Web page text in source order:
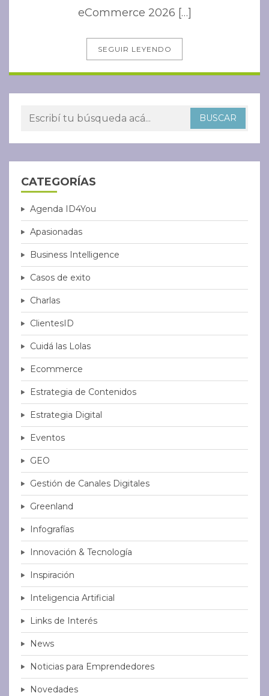
eCommerce 2026 […]
SEGUIR LEYENDO
CATEGORÍAS
Agenda ID4You
Apasionadas
Business Intelligence
Casos de exito
Charlas
ClientesID
Cuidá las Lolas
Ecommerce
Estrategia de Contenidos
Estrategia Digital
Eventos
GEO
Gestión de Canales Digitales
Greenland
Infografías
Innovación & Tecnología
Inspiración
Inteligencia Artificial
Links de Interés
News
Noticias para Emprendedores
Novedades